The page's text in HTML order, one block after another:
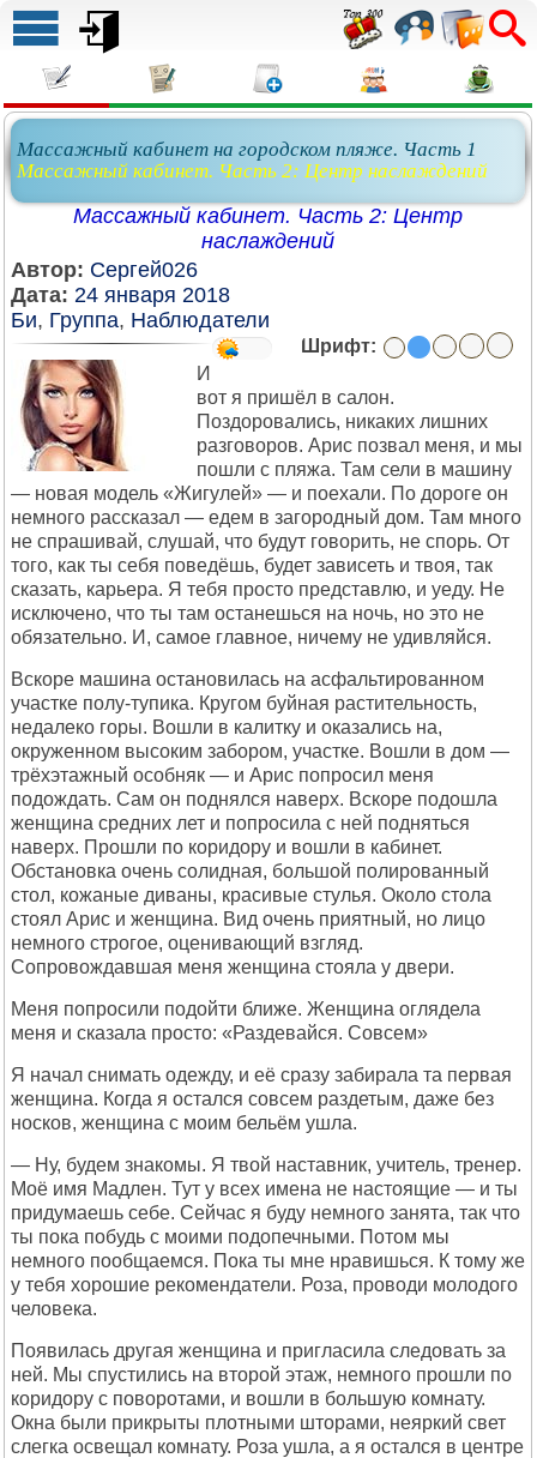
Массажный кабинет на городском пляже. Часть 1
Массажный кабинет. Часть 2: Центр наслаждений
Массажный кабинет. Часть 2: Центр
наслаждений
Автор: Сергей026
Дата: 24 января 2018
Би, Группа, Наблюдатели
Шрифт:
И
вот я пришёл в салон.
Поздоровались, никаких лишних
разговоров. Арис позвал меня, и мы
пошли с пляжа. Там сели в машину
— новая модель «Жигулей» — и поехали. По дороге он
немного рассказал — едем в загородный дом. Там много
не спрашивай, слушай, что будут говорить, не спорь. От
того, как ты себя поведёшь, будет зависеть и твоя, так
сказать, карьера. Я тебя просто представлю, и уеду. Не
исключено, что ты там останешься на ночь, но это не
обязательно. И, самое главное, ничему не удивляйся.
Вскоре машина остановилась на асфальтированном
участке полу-тупика. Кругом буйная растительность,
недалеко горы. Вошли в калитку и оказались на,
окруженном высоким забором, участке. Вошли в дом —
трёхэтажный особняк — и Арис попросил меня
подождать. Сам он поднялся наверх. Вскоре подошла
женщина средних лет и попросила с ней подняться
наверх. Прошли по коридору и вошли в кабинет.
Обстановка очень солидная, большой полированный
стол, кожаные диваны, красивые стулья. Около стола
стоял Арис и женщина. Вид очень приятный, но лицо
немного строгое, оценивающий взгляд.
Сопровождавшая меня женщина стояла у двери.
Меня попросили подойти ближе. Женщина оглядела
меня и сказала просто: «Раздевайся. Совсем»
Я начал снимать одежду, и её сразу забирала та первая
женщина. Когда я остался совсем раздетым, даже без
носков, женщина с моим бельём ушла.
— Ну, будем знакомы. Я твой наставник, учитель, тренер.
Моё имя Мадлен. Тут у всех имена не настоящие — и ты
придумаешь себе. Сейчас я буду немного занята, так что
ты пока побудь с моими подопечными. Потом мы
немного пообщаемся. Пока ты мне нравишься. К тому же
у тебя хорошие рекомендатели. Роза, проводи молодого
человека.
Появилась другая женщина и пригласила следовать за
ней. Мы спустились на второй этаж, немного прошли по
коридору с поворотами, и вошли в большую комнату.
Окна были прикрыты плотными шторами, неяркий свет
слегка освещал комнату. Роза ушла, а я остался в центре